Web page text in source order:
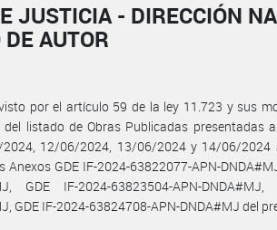
JUSTICIA - DIRECCIÓN
AUTOR
por el artículo 59 de la ley 11.723 y sus
listado de Obras Publicadas presentadas
12/06/2024, 13/06/2024 y 14/06/2024
GDE IF-2024-63822077-APN-
GDE IF-2024-63823504-APN-
GDE IF-2024-63824708-APN-DNDA#MJ del